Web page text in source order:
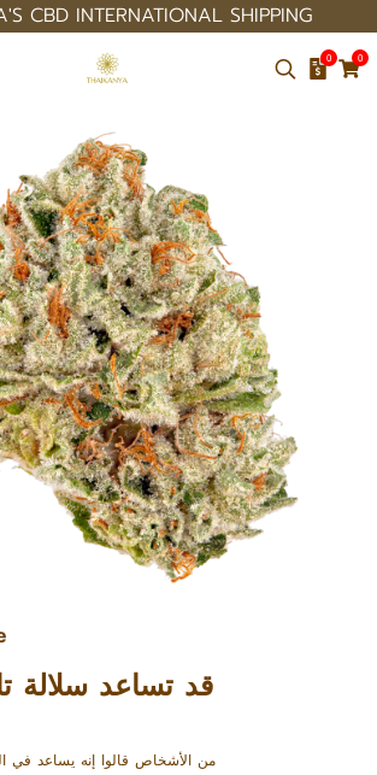
CBD INTERNATIONAL SHIPPING
0 0
قد تساعد سلالة
٪23 من الأشخاص قالوا إنه يساعد في